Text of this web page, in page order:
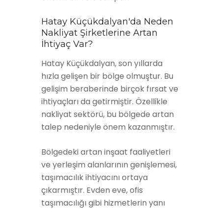
Hatay Küçükdalyan'da Neden
Nakliyat Şirketlerine Artan
İhtiyaç Var?
Hatay Küçükdalyan, son yıllarda
hızla gelişen bir bölge olmuştur. Bu
gelişim beraberinde birçok fırsat ve
ihtiyaçları da getirmiştir. Özellikle
nakliyat sektörü, bu bölgede artan
talep nedeniyle önem kazanmıştır.
Bölgedeki artan inşaat faaliyetleri
ve yerleşim alanlarının genişlemesi,
taşımacılık ihtiyacını ortaya
çıkarmıştır. Evden eve, ofis
taşımacılığı gibi hizmetlerin yanı